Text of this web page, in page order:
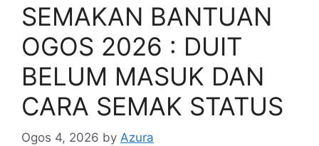
SEMAKAN BANTUAN
OGOS 2026 : DUIT
BELUM MASUK DAN
CARA SEMAK STATUS
Ogos 4, 2026 by Azura